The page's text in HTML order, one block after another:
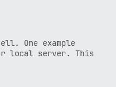
One example
local server. This